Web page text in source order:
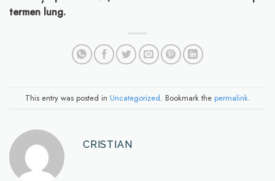
termen lung.
This entry was posted in Uncategorized. Bookmark the permalink.
CRISTIAN